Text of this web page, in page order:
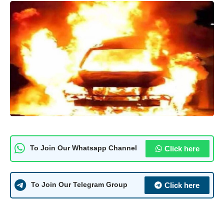
To Join Our Whatsapp Channel Click here
To Join Our Telegram Group Click here